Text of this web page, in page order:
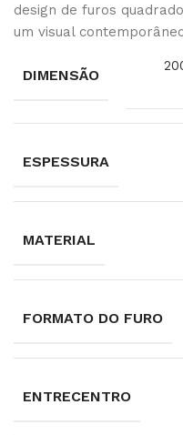
design de furos
um visual
DIMENSÃO
ESPESSURA
MATERIAL
FORMATO DO FURO
ENTRECENTRO